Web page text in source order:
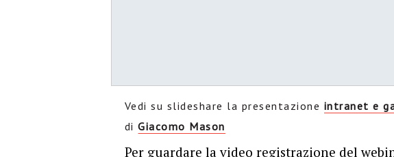
Vedi su slideshare la presentazione intranet e
diGiacomo Mason
Per guardare la video registrazione del